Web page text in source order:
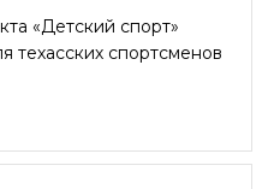
«Детский спорт»
техасских спортсменов